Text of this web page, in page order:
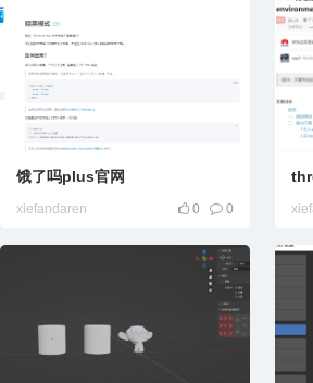
饿了吗plus官网
0 0
xiefandaren